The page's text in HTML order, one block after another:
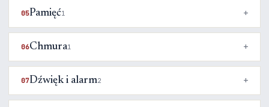
05Pamięć1
06Chmura1
07Dźwięk i alarm2